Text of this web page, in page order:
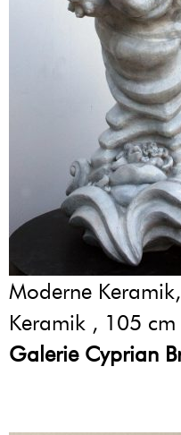
Moderne Keramik,
Keramik , 105
Galerie Cyprian